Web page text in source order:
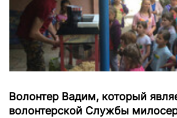
Волонтер Вадим, который
волонтерской Службы